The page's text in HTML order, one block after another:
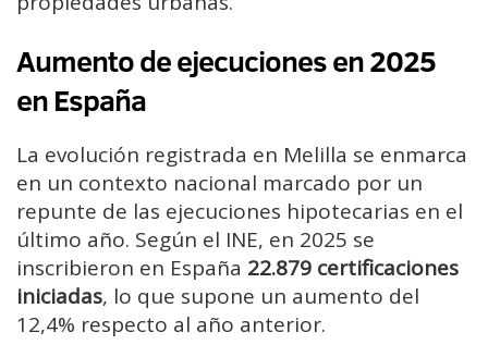
Aumento de ejecuciones en 2025
en España
La evolución registrada en Melilla se enmarca
en un contexto nacional marcado por un
repunte de las ejecuciones hipotecarias en el
último año. Según el INE, en 2025 se
inscribieron en España 22.879 certificaciones
iniciadas, lo que supone un aumento del
12,4% respecto al año anterior.